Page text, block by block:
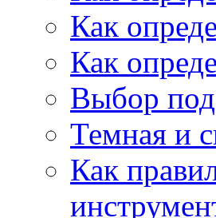
Как
Как
Выбор
Темная и
Как